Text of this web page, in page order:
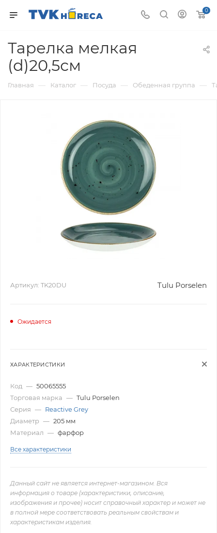
0
Тарелка мелкая
(d)20,5см
Главная — Каталог — Посуда — Обеденная группа —
Артикул: TK20DU Tulu Porselen
Ожидается
ХАРАКТЕРИСТИКИ
Код — 50065555
Торговая марка — Tulu Porselen
Серия — Reactive Grey
Диаметр — 205 мм
Материал — фарфор
Все характеристики
Данный сайт не является интернет-магазином. Вся
информация о товаре (характеристики, описание,
изображения и прочее) носит справочный характер и может не
в полной мере соответствовать реальным свойствам и
характеристикам изделия.